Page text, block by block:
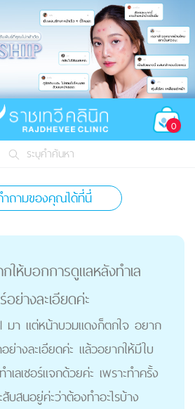
0
ระบุคำค้นหา
ถามของคุณได้ที่นี่
ให้บอกการดูแลหลังทำเล
อย่างละเอียดค่ะ
มา แต่หน้าบวมแดงก็ตกใจ อยาก
ย่างละเอียดค่ะ แล้วอยากให้มีใบ
เลเซอร์แจกด้วยค่ะ เพราะทำครั้ง
บสนอยู่ค่ะว่าต้องทำอะไรบ้าง